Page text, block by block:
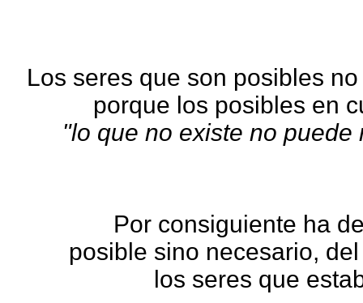
Los seres que son posibles
porque los posibles en
"lo que no existe no
Por consiguiente ha
posible sino necesario,
los seres que